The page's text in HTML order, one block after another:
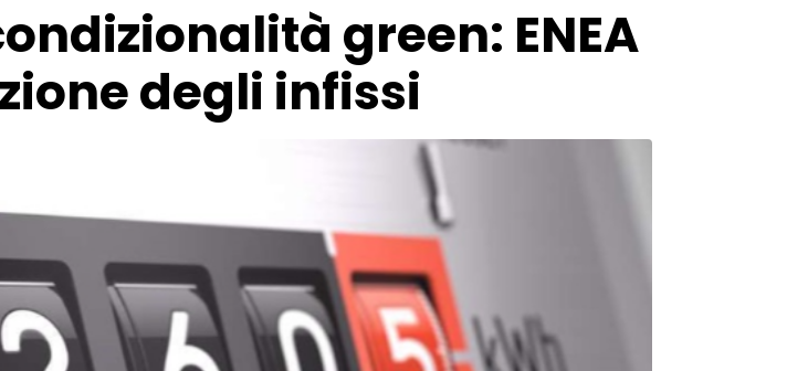
green: ENEA
degli infissi